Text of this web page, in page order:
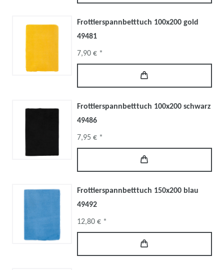
Frottierspannbetttuch 100x200 gold
49481
7,90 € *
Frottierspannbetttuch 100x200 schwarz
49486
7,95 € *
Frottierspannbetttuch 150x200 blau
49492
12,80 € *